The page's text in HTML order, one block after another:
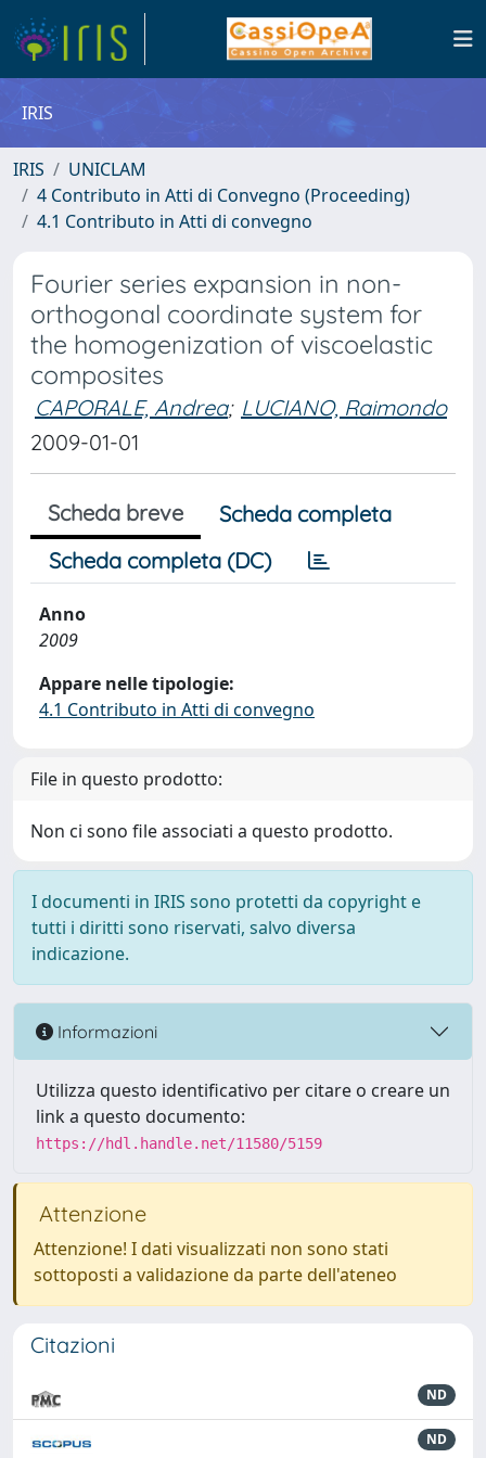
IRIS
IRIS
UNICLAM
4 Contributo in Atti di Convegno (Proceeding)
4.1 Contributo in Atti di convegno
Fourier series expansion in non-
orthogonal coordinate system for
the homogenization of viscoelastic
composites
CAPORALE, Andrea; LUCIANO, Raimondo
2009-01-01
Scheda breve
Scheda completa
Scheda completa (DC)
Anno
2009
Appare nelle tipologie:
4.1 Contributo in Atti di convegno
File in questo prodotto:
Non ci sono file associati a questo prodotto.
I documenti in IRIS sono protetti da copyright e
tutti i diritti sono riservati, salvo diversa
indicazione.
Informazioni
Utilizza questo identificativo per citare o creare un
link a questo documento:
https://hdl.handle.net/11580/5159
Attenzione
Attenzione! I dati visualizzati non sono stati
sottoposti a validazione da parte dell'ateneo
Citazioni
ND
ND